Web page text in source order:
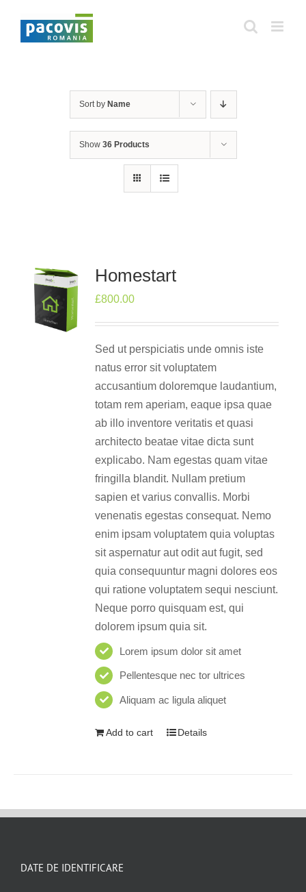
content
Sort by Name
Show 36 Products
Homestart
£800.00
Sed ut perspiciatis unde omnis iste
natus error sit voluptatem
accusantium doloremque laudantium,
totam rem aperiam, eaque ipsa quae
ab illo inventore veritatis et quasi
architecto beatae vitae dicta sunt
explicabo. Nam egestas quam vitae
fringilla blandit. Nullam pretium
sapien et varius convallis. Morbi
venenatis egestas consequat. Nemo
enim ipsam voluptatem quia voluptas
sit aspernatur aut odit aut fugit, sed
quia consequuntur magni dolores eos
qui ratione voluptatem sequi nesciunt.
Neque porro quisquam est, qui
dolorem ipsum quia sit.
Lorem ipsum dolor sit amet
Pellentesque nec tor ultrices
Aliquam ac ligula aliquet
Add to cart Details
DATE DE IDENTIFICARE